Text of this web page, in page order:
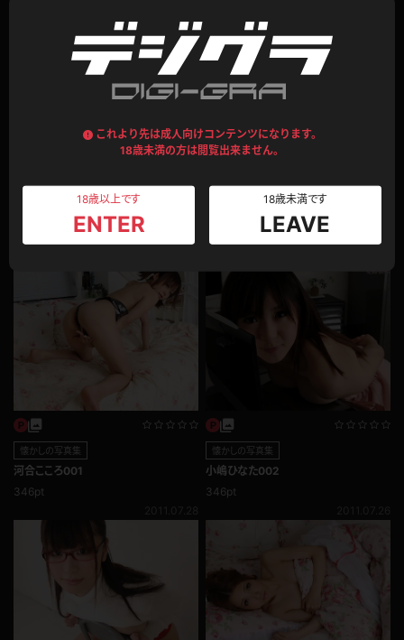
これより先は成人向けコンテンツになります。
18歳未満の方は閲覧出来ません。
18歳以上です
ENTER
18歳未満です
LEAVE
懐かしの写真集
初芽里奈002
346pt
懐かしの写真集
小滝みい菜001
346pt
懐かしの写真集
河合こころ001
346pt
懐かしの写真集
小嶋ひなた002
346pt